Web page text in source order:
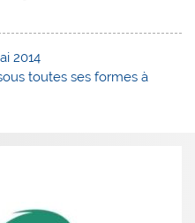
2014
toutes ses formes à